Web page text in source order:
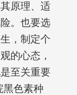
原理、适
。也要选
，制定个
的心态，
至关重要
黑色素种